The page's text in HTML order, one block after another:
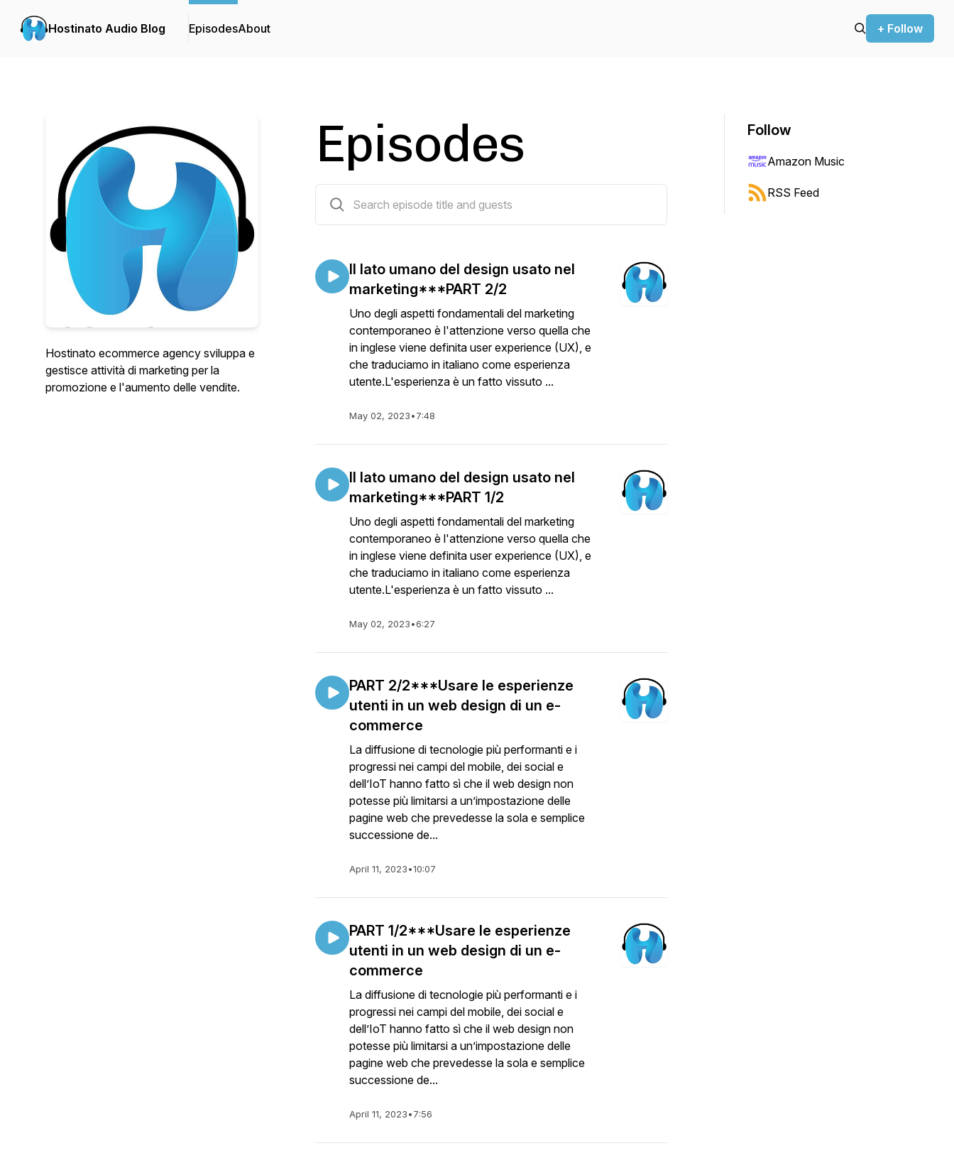
Hostinato Audio Blog EpisodesAbout + Follow
Hostinato ecommerce agency sviluppa e
gestisce attività di marketing per la
promozione e l'aumento delle vendite.
Episodes
Il lato umano del design usato nel
marketing***PART 2/2
Uno degli aspetti fondamentali del marketing
contemporaneo è l'attenzione verso quella che
in inglese viene definita user experience (UX), e
che traduciamo in italiano come esperienza
utente.L'esperienza è un fatto vissuto ...
May 02, 2023•7:48
Il lato umano del design usato nel
marketing***PART 1/2
Uno degli aspetti fondamentali del marketing
contemporaneo è l'attenzione verso quella che
in inglese viene definita user experience (UX), e
che traduciamo in italiano come esperienza
utente.L'esperienza è un fatto vissuto ...
May 02, 2023•6:27
PART 2/2***Usare le esperienze
utenti in un web design di un e-
commerce
La diffusione di tecnologie più performanti e i
progressi nei campi del mobile, dei social e
dell’IoT hanno fatto sì che il web design non
potesse più limitarsi a un’impostazione delle
pagine web che prevedesse la sola e semplice
successione de...
April 11, 2023•10:07
PART 1/2***Usare le esperienze
utenti in un web design di un e-
commerce
La diffusione di tecnologie più performanti e i
progressi nei campi del mobile, dei social e
dell’IoT hanno fatto sì che il web design non
potesse più limitarsi a un’impostazione delle
pagine web che prevedesse la sola e semplice
successione de...
April 11, 2023•7:56
Follow
Amazon Music
RSS Feed